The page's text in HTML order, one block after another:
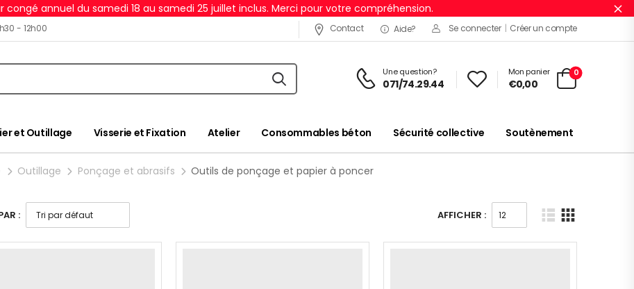
congé annuel du samedi 18 au samedi 25 juillet inclus. Merci pour votre compréhension.
- 12h00 Contact Aide? Se connecter | Créer un compte
Une question?
071/74.29.44
Mon panier
€0,00
0
et Outillage Visserie et Fixation Atelier Consommables béton Sécurité collective Soutènement
Outillage Ponçage et abrasifs Outils de ponçage et papier à poncer
: AFFICHER :